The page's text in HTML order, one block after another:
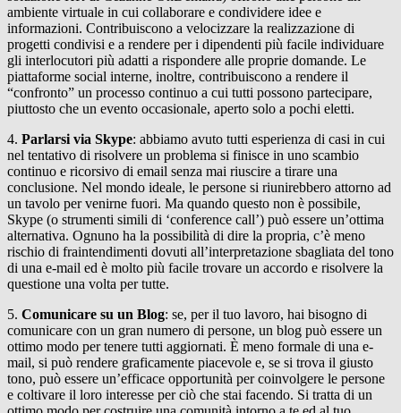
ambiente virtuale in cui collaborare e condividere idee e
informazioni. Contribuiscono a velocizzare la realizzazione di
progetti condivisi e a rendere per i dipendenti più facile individuare
gli interlocutori più adatti a rispondere alle proprie domande. Le
piattaforme social interne, inoltre, contribuiscono a rendere il
“confronto” un processo continuo a cui tutti possono partecipare,
piuttosto che un evento occasionale, aperto solo a pochi eletti.
4. Parlarsi via Skype: abbiamo avuto tutti esperienza di casi in cui
nel tentativo di risolvere un problema si finisce in uno scambio
continuo e ricorsivo di email senza mai riuscire a tirare una
conclusione. Nel mondo ideale, le persone si riunirebbero attorno ad
un tavolo per venirne fuori. Ma quando questo non è possibile,
Skype (o strumenti simili di ‘conference call’) può essere un’ottima
alternativa. Ognuno ha la possibilità di dire la propria, c’è meno
rischio di fraintendimenti dovuti all’interpretazione sbagliata del tono
di una e-mail ed è molto più facile trovare un accordo e risolvere la
questione una volta per tutte.
5. Comunicare su un Blog: se, per il tuo lavoro, hai bisogno di
comunicare con un gran numero di persone, un blog può essere un
ottimo modo per tenere tutti aggiornati. È meno formale di una e-
mail, si può rendere graficamente piacevole e, se si trova il giusto
tono, può essere un’efficace opportunità per coinvolgere le persone
e coltivare il loro interesse per ciò che stai facendo. Si tratta di un